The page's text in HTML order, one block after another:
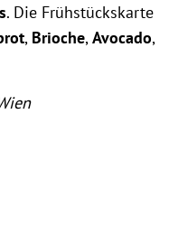
. Die Frühstückskarte
, Brioche, Avocado,